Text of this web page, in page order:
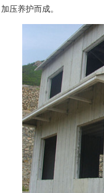
加压养护而成。